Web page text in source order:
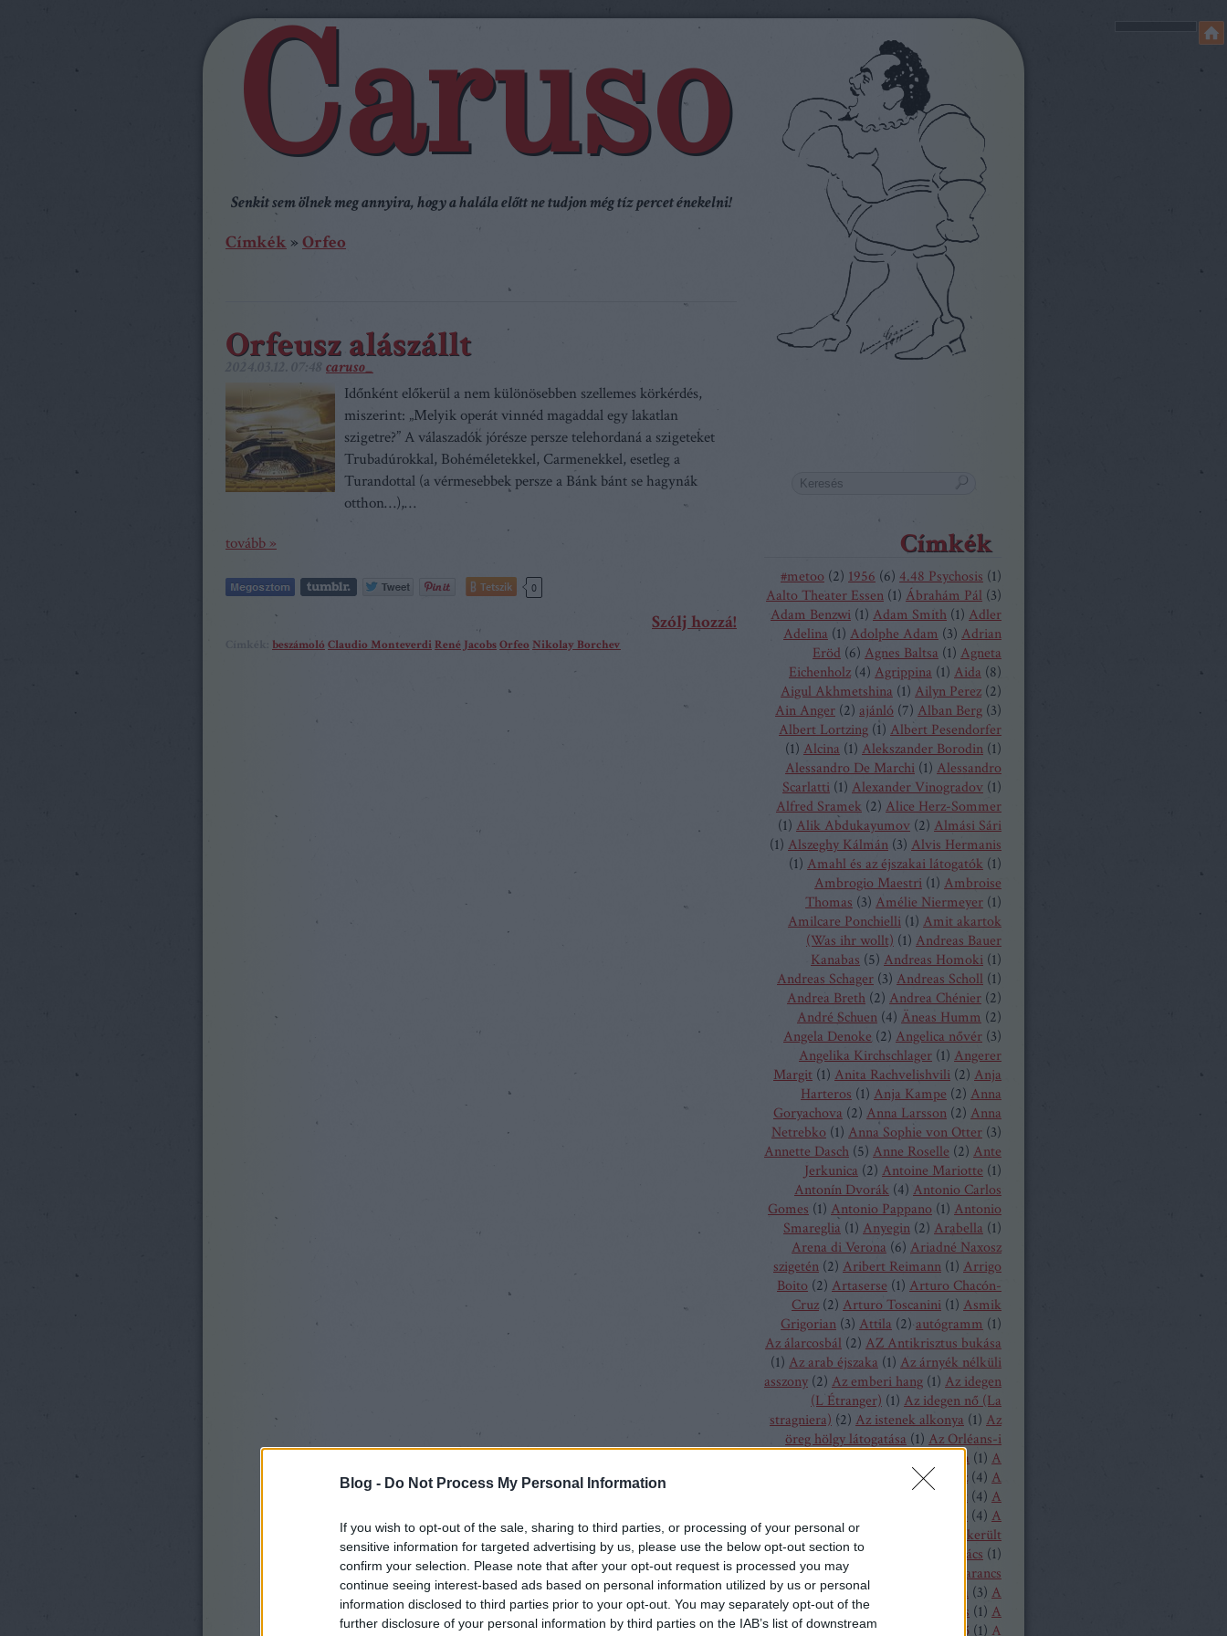
Blog - Do Not Process My Personal Information
If you wish to opt-out of the sale, sharing to third parties, or processing of your personal or
sensitive information for targeted advertising by us, please use the below opt-out section to
confirm your selection. Please note that after your opt-out request is processed you may
continue seeing interest-based ads based on personal information utilized by us or personal
information disclosed to third parties prior to your opt-out. You may separately opt-out of the
further disclosure of your personal information by third parties on the IAB’s list of downstream
Caruso
Senkit sem ölnek meg annyira, hogy a halála előtt ne tudjon még tíz percet énekelni!
Címkék » Orfeo
Orfeusz alászállt
caruso_
Időnként előkerül a nem különösebben szellemes körkérdés,
miszerint: „Melyik operát vinnéd magaddal egy lakatlan
szigetre?” A válaszadók jórésze persze telehordaná a szigeteket
Trubadúrokkal, Bohéméletekkel, Carmenekkel, esetleg a
Turandottal (a vérmesebbek persze a Bánk bánt se hagynák
otthon…),…
tovább »
Tetszik 0
Szólj hozzá!
beszámoló Claudio Monteverdi René JacobsOrfeo Nikolay Borchev
Címkék
#metoo (2) 1956 (6) 4.48 Psychosis (1)
Aalto Theater Essen (1) Ábrahám Pál (3)
Adam Benzwi (1) Adam Smith (1) Adler
Adelina (1) Adolphe Adam (3) Adrian
Eröd (6) Agnes Baltsa (1) Agneta
Eichenholz (4) Agrippina (1) Aida (8)
Aigul Akhmetshina (1) Ailyn Perez (2)
Ain Anger (2) ajánló (7) Alban Berg (3)
Albert Lortzing (1) Albert Pesendorfer
(1) Alcina (1) Alekszander Borodin (1)
Alessandro De Marchi (1) Alessandro
Scarlatti (1) Alexander Vinogradov (1)
Alfred Sramek (2) Alice Herz-Sommer
(1) Alik Abdukayumov (2) Almási Sári
(1) Alszeghy Kálmán (3) Alvis Hermanis
(1) Amahl és az éjszakai látogatók (1)
Ambrogio Maestri (1) Ambroise
Thomas (3) Amélie Niermeyer (1)
Amilcare Ponchielli (1) Amit akartok
(Was ihr wollt) (1) Andreas Bauer
Kanabas (5) Andreas Homoki (1)
Andreas Schager (3) Andreas Scholl (1)
Andrea Breth (2) Andrea Chénier (2)
André Schuen (4) Äneas Humm (2)
Angela Denoke (2) Angelica nővér (3)
Angelika Kirchschlager (1) Angerer
Margit (1) Anita Rachvelishvili (2) Anja
Harteros (1) Anja Kampe (2) Anna
Goryachova (2) Anna Larsson (2) Anna
Netrebko (1) Anna Sophie von Otter (3)
Annette Dasch (5) Anne Roselle (2) Ante
Jerkunica (2) Antoine Mariotte (1)
Antonín Dvorák (4) Antonio Carlos
Gomes (1) Antonio Pappano (1) Antonio
Smareglia (1) Anyegin (2) Arabella (1)
Arena di Verona (6) Ariadné Naxosz
szigetén (2) Aribert Reimann (1) Arrigo
Boito (2) Artaserse (1) Arturo Chacón-
Cruz (2) Arturo Toscanini (1) Asmik
Grigorian (3) Attila (2) autógramm (1)
Az álarcosbál (2) AZ Antikrisztus bukása
(1) Az arab éjszaka (1) Az árnyék nélküli
asszony (2) Az emberi hang (1) Az idegen
(L Étranger) (1) Az idegen nő (La
stragniera) (2) Az istenek alkonya (1) Az
öreg hölgy látogatása (1) Az Orléans-i
A béke napja (1) A
A bűvös vadász (4) A
(4) A
(4) A
fából faragott királyfi
A félresikerült
menyasszonycsere
A genti kovács (1)
A hallgatag asszony
A három narancs
szerelmese(1 A hattyúk tava (3) A
holtak házából
A játékos (1) A
kaméliás hölgy
A kegyencnő (1) A